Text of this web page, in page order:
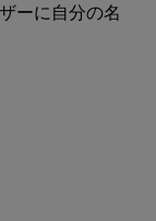
ーに自分の名